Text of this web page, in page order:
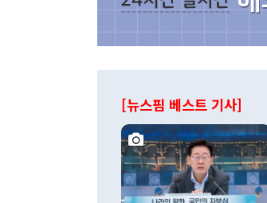
[뉴스핌 베스트 기사]